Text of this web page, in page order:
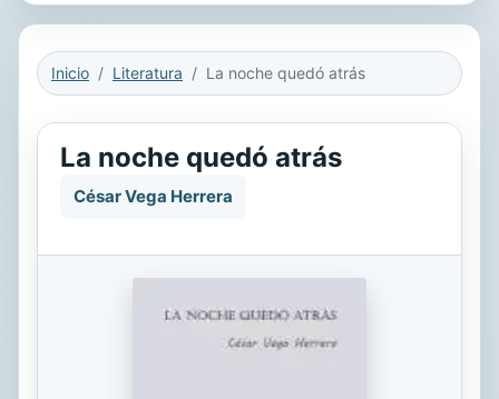
Inicio Literatura La noche quedó atrás
La noche quedó atrás
César Vega Herrera